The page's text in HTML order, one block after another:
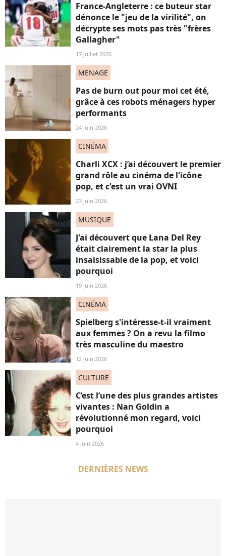
France-Angleterre : ce buteur star
dénonce le "jeu de la virilité", on
décrypte ses mots pas très "frères
Gallagher"
17 juillet 2026
MENAGE
Pas de burn out pour moi cet été,
grâce à ces robots ménagers hyper
performants
24 juin 2026
CINÉMA
Charli XCX : j’ai découvert le premier
grand rôle au cinéma de l'icône
pop, et c'est un vrai OVNI
23 juin 2026
MUSIQUE
J'ai découvert que Lana Del Rey
était clairement la star la plus
insaisissable de la pop, et voici
pourquoi
19 juin 2026
CINÉMA
Spielberg s'intéresse-t-il vraiment
aux femmes ? On a revu la filmo
très masculine du maestro
12 juin 2026
CULTURE
C’est l’une des plus grandes artistes
vivantes : Nan Goldin a
révolutionné mon regard, voici
pourquoi
4 juin 2026
DERNIÈRES NEWS